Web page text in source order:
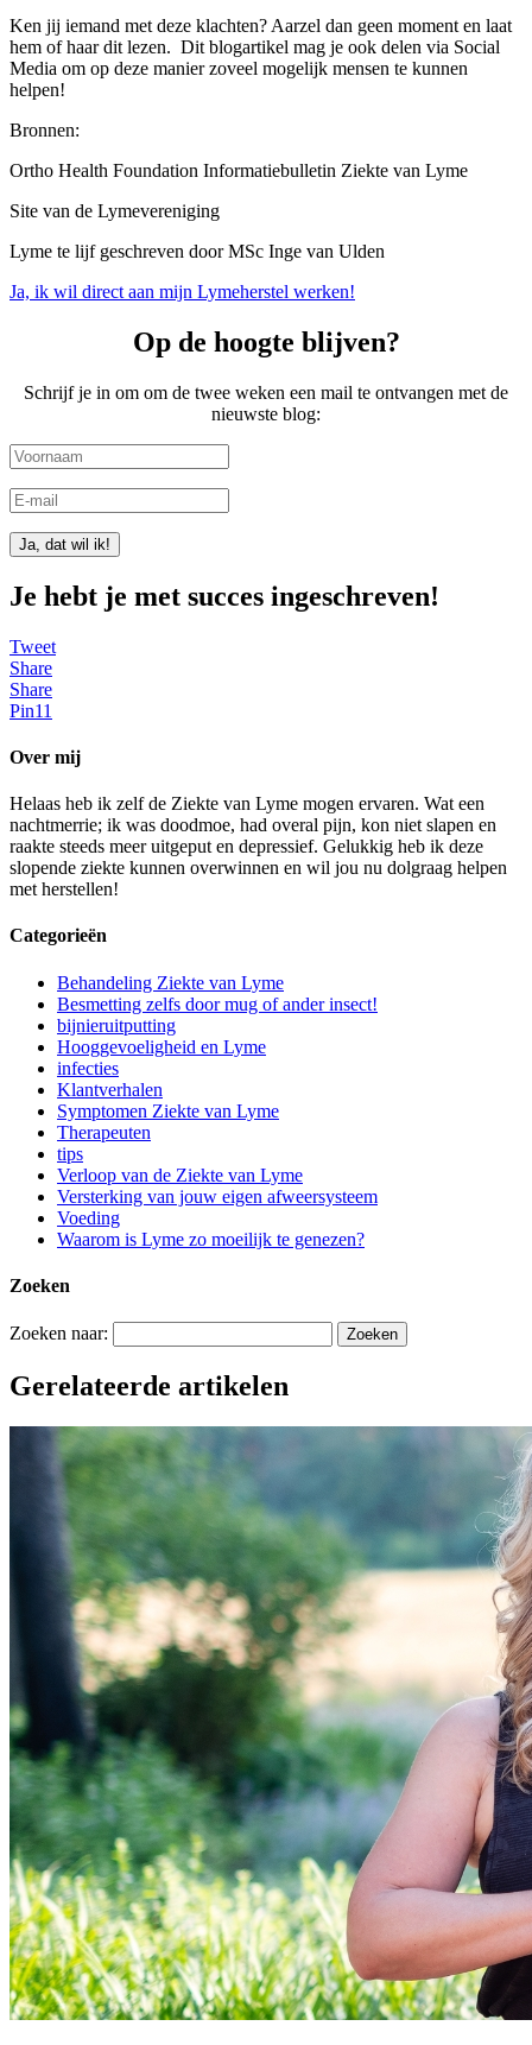
Ken jij iemand met deze klachten? Aarzel dan geen moment en laat
hem of haar dit lezen. Dit blogartikel mag je ook delen via Social
Media om op deze manier zoveel mogelijk mensen te kunnen
helpen!
Bronnen:
Ortho Health Foundation Informatiebulletin Ziekte van Lyme
Site van de Lymevereniging
Lyme te lijf geschreven door MSc Inge van Ulden
Ja, ik wil direct aan mijn Lymeherstel werken!
Op de hoogte blijven?
Schrijf je in om om de twee weken een mail te ontvangen met de
nieuwste blog:
Ja, dat wil ik!
Je hebt je met succes ingeschreven!
Tweet
Share
Share
Pin11
Over mij
Helaas heb ik zelf de Ziekte van Lyme mogen ervaren. Wat een
nachtmerrie; ik was doodmoe, had overal pijn, kon niet slapen en
raakte steeds meer uitgeput en depressief. Gelukkig heb ik deze
slopende ziekte kunnen overwinnen en wil jou nu dolgraag helpen
met herstellen!
Categorieën
Behandeling Ziekte van Lyme
Besmetting zelfs door mug of ander insect!
bijnieruitputting
Hooggevoeligheid en Lyme
infecties
Klantverhalen
Symptomen Ziekte van Lyme
Therapeuten
tips
Verloop van de Ziekte van Lyme
Versterking van jouw eigen afweersysteem
Voeding
Waarom is Lyme zo moeilijk te genezen?
Zoeken
Zoeken naar:
Gerelateerde artikelen